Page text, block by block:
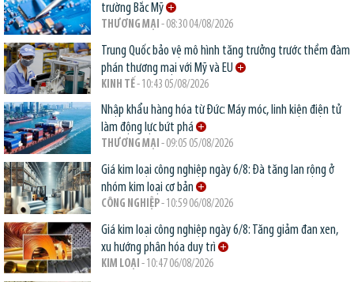
trường Bắc Mỹ
THƯƠNG MẠI - 08:30 04/08/2026
Trung Quốc bảo vệ mô hình tăng trưởng trước thềm đàm
phán thương mại với Mỹ và EU
KINH TẾ- 10:43 05/08/2026
Nhập khẩu hàng hóa từ Đức: Máy móc, linh kiện điện tử
làm động lực bứt phá
THƯƠNG MẠI - 09:05 05/08/2026
Giá kim loại công nghiệp ngày 6/8: Đà tăng lan rộng ở
nhóm kim loại cơ bản
CÔNG NGHIỆP- 10:59 06/08/2026
Giá kim loại công nghiệp ngày 6/8: Tăng giảm đan xen,
xu hướng phân hóa duy trì
KIM LOẠI - 10:47 06/08/2026